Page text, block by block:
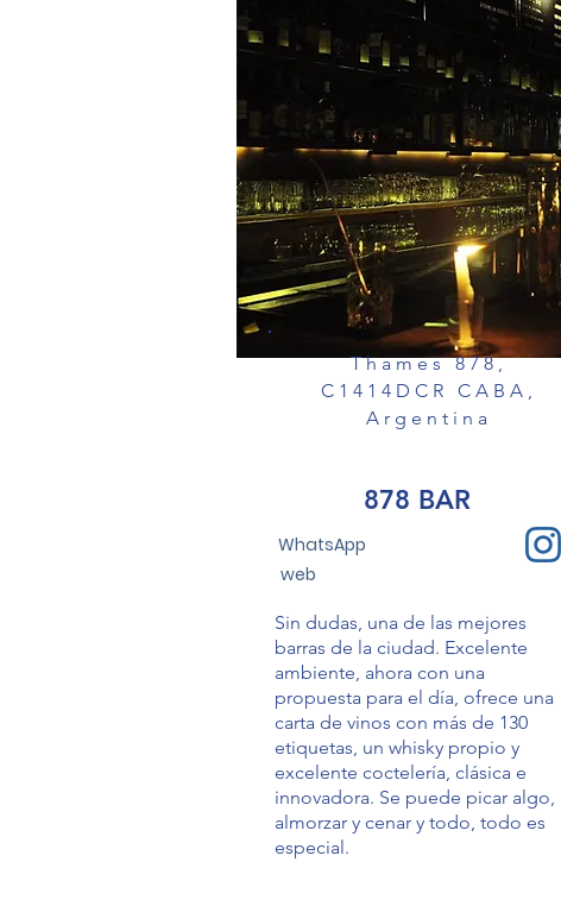
Thames 878,
C1414DCR CABA,
Argentina
878 BAR
WhatsApp
web
Sin dudas, una de las mejores
barras de la ciudad. Excelente
ambiente, ahora con una
propuesta para el día, ofrece una
carta de vinos con más de 130
etiquetas, un whisky propio y
excelente coctelería, clásica e
innovadora. Se puede picar algo,
almorzar y cenar y todo, todo es
especial.